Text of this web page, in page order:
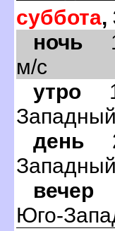
суббота,
ночь
м/с
утро
день
вечер
Юго-